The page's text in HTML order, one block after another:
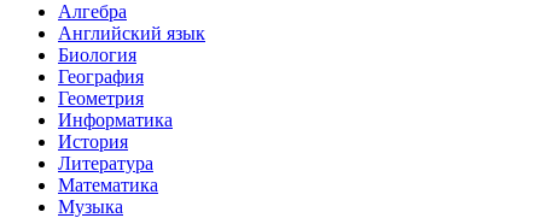
Алгебра
Английский язык
Биология
География
Геометрия
Информатика
История
Литература
Математика
Музыка